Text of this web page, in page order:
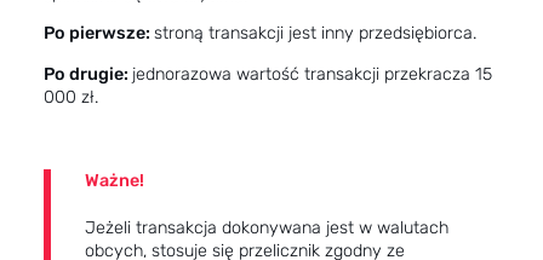
Po pierwsze: stroną transakcji jest inny przedsiębiorca.
Po drugie: jednorazowa wartość transakcji przekracza 15
000 zł.
Ważne!
Jeżeli transakcja dokonywana jest w walutach
obcych, stosuje się przelicznik zgodny ze